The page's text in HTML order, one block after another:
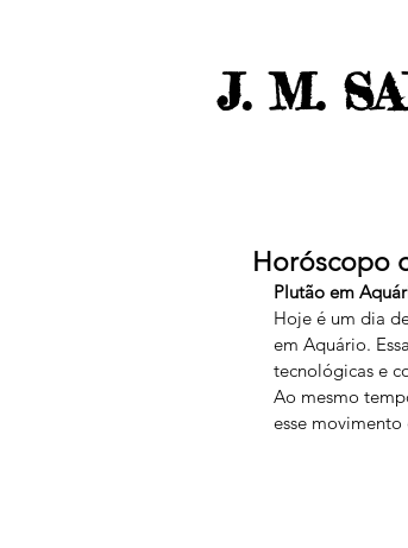
J. M.
Horóscopo
Plutão em
Hoje é um dia
em Aquário.
tecnológicas e
Ao mesmo
esse